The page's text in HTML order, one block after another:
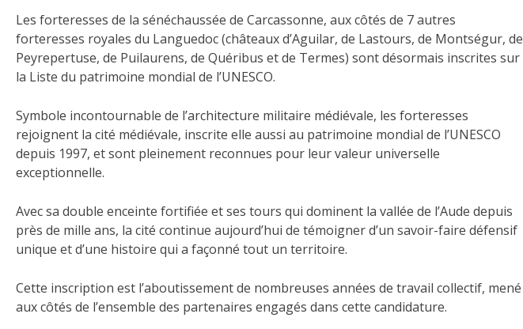
Les forteresses de la sénéchaussée de Carcassonne, aux côtés de 7 autres
forteresses royales du Languedoc (châteaux d’Aguilar, de Lastours, de Montségur, de
Peyrepertuse, de Puilaurens, de Quéribus et de Termes) sont désormais inscrites sur
la Liste du patrimoine mondial de l’UNESCO.
Symbole incontournable de l’architecture militaire médiévale, les forteresses
rejoignent la cité médiévale, inscrite elle aussi au patrimoine mondial de l’UNESCO
depuis 1997, et sont pleinement reconnues pour leur valeur universelle
exceptionnelle.
Avec sa double enceinte fortifiée et ses tours qui dominent la vallée de l’Aude depuis
près de mille ans, la cité continue aujourd’hui de témoigner d’un savoir-faire défensif
unique et d’une histoire qui a façonné tout un territoire.
Cette inscription est l’aboutissement de nombreuses années de travail collectif, mené
aux côtés de l’ensemble des partenaires engagés dans cette candidature.